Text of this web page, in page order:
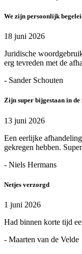
We zijn persoonlijk
18 juni 2026
Juridische
erg tevreden met de
- Sander Schouten
Zijn super bijgestaan in de
13 juni 2026
Een eerlijke
gekregen hebben.
- Niels Hermans
Netjes verzorgd
1 juni 2026
Had binnen korte tijd
- Maarten van de Velde